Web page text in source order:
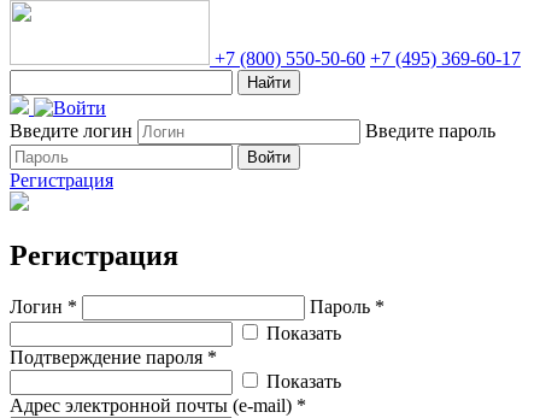
+7 (800) 550-50-60 +7 (495) 369-60-17
Найти
Введите логин Введите пароль
Войти
Регистрация
Регистрация
Логин *
Пароль *
Показать
Подтверждение пароля *
Показать
Адрес электронной почты (e-mail) *